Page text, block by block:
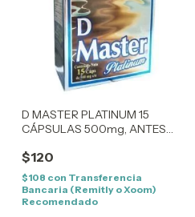
D MASTER PLATINUM 15
CÁPSULAS 500mg, ANTES
$120
$108 con Transferencia
Bancaria (Remitly o Xoom)
Recomendado